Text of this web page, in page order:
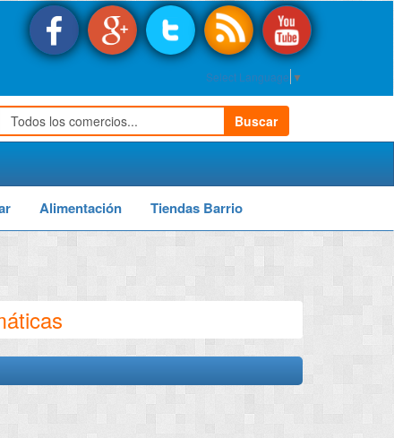
Select Language ▼
Buscar
Alimentación Tiendas Barrio